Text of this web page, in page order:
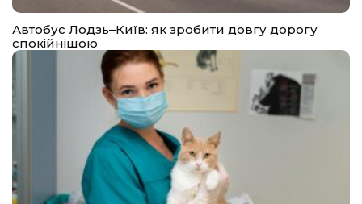
Автобус Лодзь–Київ: як зробити довгу дорогу
спокійнішою